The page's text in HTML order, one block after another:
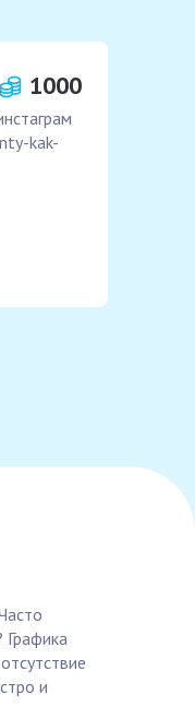
1000
kak-
Графика
и